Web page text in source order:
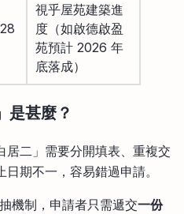
視乎屋苑建築進
度（如啟德啟盈
苑預計 2026 年
底落成）
是甚麼？
居二」需要分開填表、重複交
期不一，容易錯過申請。
機制，申請者只需遞交一份